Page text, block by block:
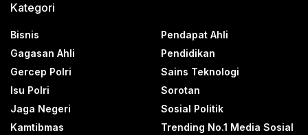
Kategori
Bisnis
Gagasan Ahli
Gercep Polri
Isu Polri
Jaga Negeri
Kamtibmas
Pendapat Ahli
Pendidikan
Sains Teknologi
Sorotan
Sosial Politik
Trending No.1 Media Sosial